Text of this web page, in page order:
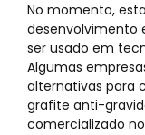
No momento,
desenvolvimento
ser usado em
Algumas
alternativas para
grafite anti-
comercializado